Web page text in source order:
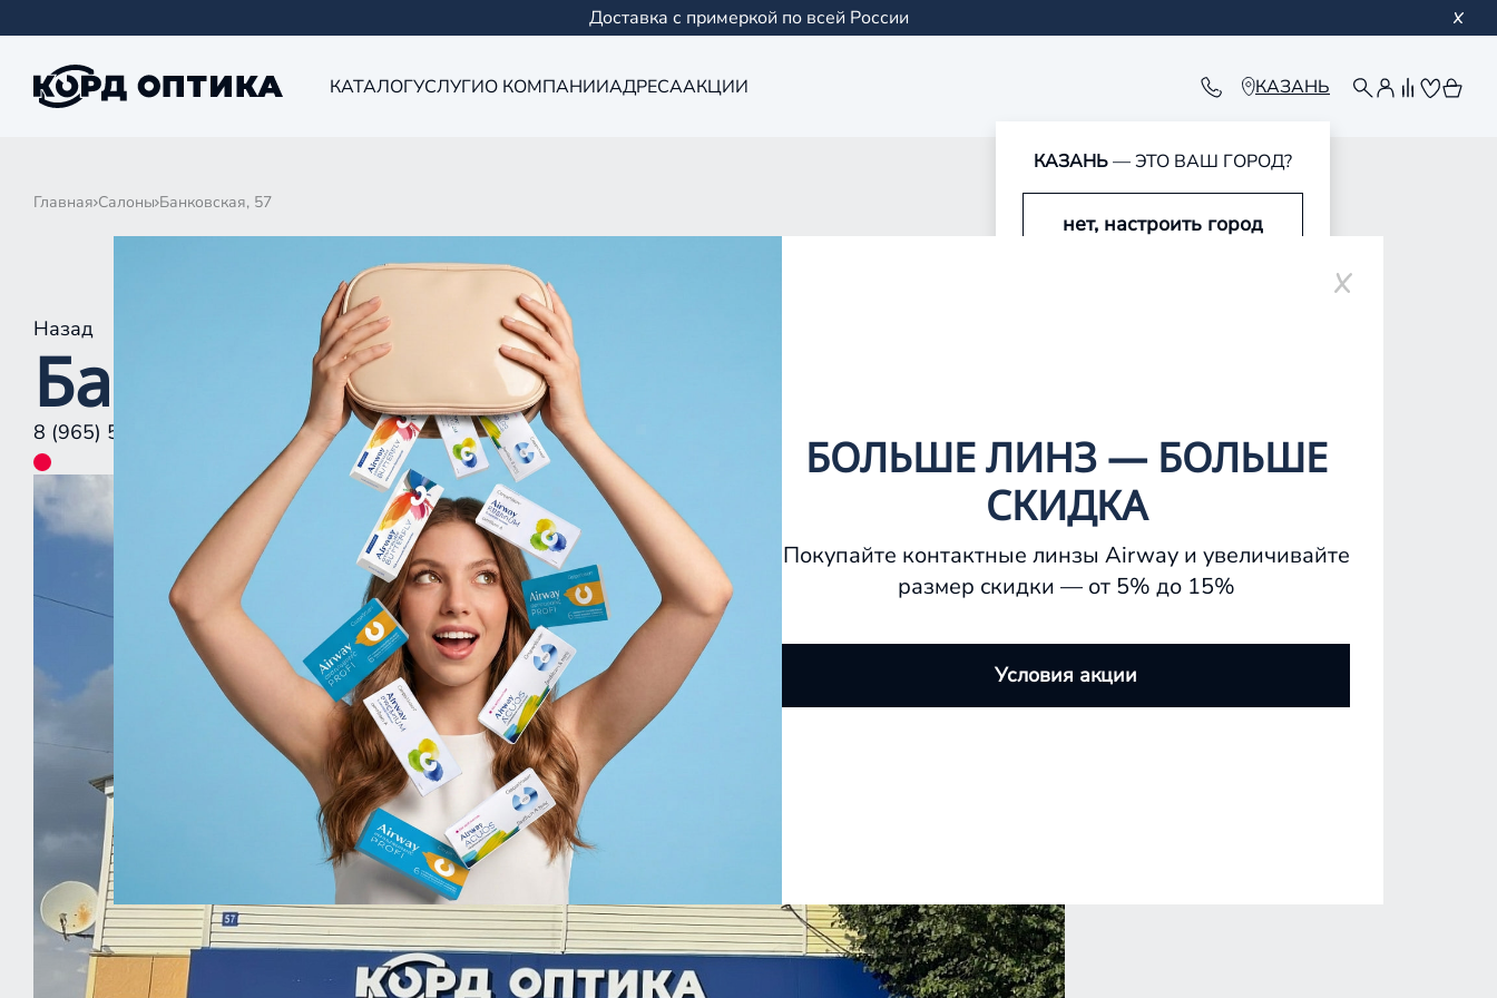
Доставка с примеркой по всей России
КАТАЛОГУСЛУГИО КОМПАНИИАДРЕСААКЦИИ КАЗАНЬ
КАЗАНЬ— ЭТО ВАШ ГОРОД?
нет, настроить город
Главная Салоны Банковская, 57
Назад
Банковская, 57
8 (965) 594-11-84
БОЛЬШЕ ЛИНЗ — БОЛЬШЕ
СКИДКА
Покупайте контактные линзы Airway и увеличивайте
размер скидки — от 5% до 15%
Условия акции